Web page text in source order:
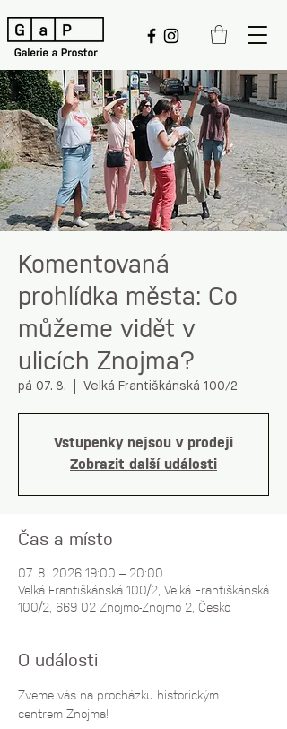
Komentovaná
prohlídka města: Co
můžeme vidět v
ulicích Znojma?
pá 07. 8. Velká Františkánská 100/2
Vstupenky nejsou v prodeji
Zobrazit další události
Čas a místo
07. 8. 2026 19:00 – 20:00
Velká Františkánská 100/2, Velká Františkánská
100/2, 669 02 Znojmo-Znojmo 2, Česko
O události
Zveme vás na procházku historickým
centrem Znojma!